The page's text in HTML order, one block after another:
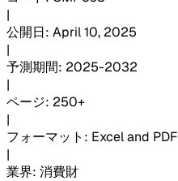
|
公開日: April 10, 2025
|
予測期間: 2025-2032
|
ページ: 250+
|
フォーマット : Excel and PDF
|
業界: 消費財